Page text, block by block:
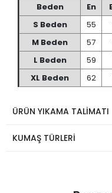
Beden
En
S Beden
55
M Beden
57
L Beden
59
XL Beden
62
ÜRÜN YIKAMA TALİMATI
KUMAŞ TÜRLERİ